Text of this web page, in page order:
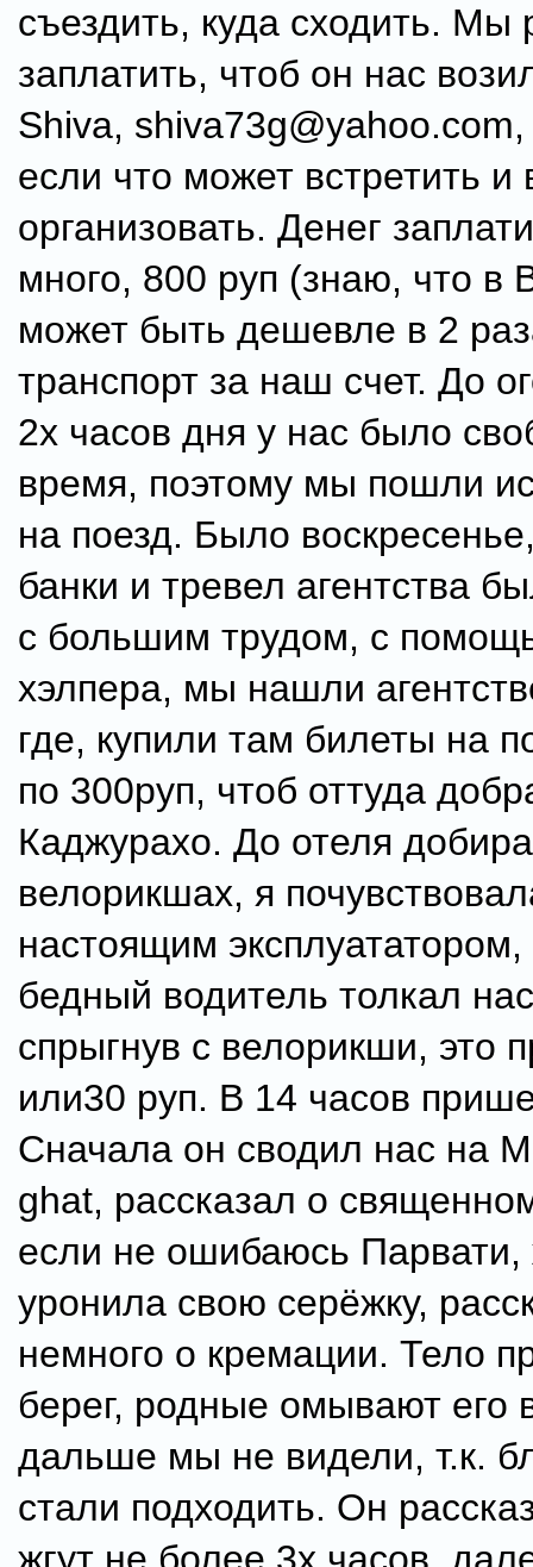
съездить, куда сходить.
заплатить, чтоб он нас
Shiva, shiva73g@yahoo.com,
если что может встретить и
организовать. Денег
много, 800 руп (знаю, что в
может быть дешевле в 2
транспорт за наш счет. До
2х часов дня у нас было
время, поэтому мы пошли
на поезд. Было
банки и тревел агентства
с большим трудом, с
хэлпера, мы нашли
где, купили там билеты на
по 300руп, чтоб оттуда
Каджурахо. До отеля
велорикшах, я
настоящим эксплуататором,
бедный водитель толкал
спрыгнув с велорикши, это
или30 руп. В 14 часов
Сначала он сводил нас на
ghat, рассказал о
если не ошибаюсь
уронила свою серёжку,
немного о кремации. Тело
берег, родные омывают его
дальше мы не видели, т.к.
стали подходить. Он